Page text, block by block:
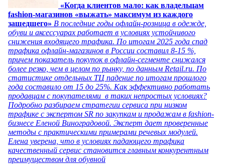
«Когда клиентов мало: как владельцам
fashion-магазинов «выжать» максимум из каждого
зашедшего» В последние годы офлайн-розница в одежде,
обуви и аксессуарах работает в условиях устойчивого
снижения входящего трафика. По итогам 2025 года спад
трафика офлайн-магазинов в России составил 8-15 %,
причем показатель покупок в офлайн-сегменте снижался
более резко, чем в целом по рынку, по данным Retail.ru. По
статистике отдельных ТЦ падение по итогам прошлого
года составило от 15 до 25%. Как эффективно работать
продавцам с покупателями в таких непростых условиях?
Подробно разбираем стратегии сервиса при низком
трафике с экспертом SR по закупкам и продажам в fashion-
бизнесе Еленой Виноградовой. Эксперт дает проверенные
методы с практическими примерами речевых модулей.
Елена уверена, что в условиях падающего трафика
качественный сервис становится главным конкурентным
преимуществом для обувной